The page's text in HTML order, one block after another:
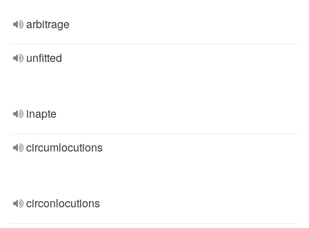
arbitrage
unfitted
inapte
circumlocutions
circonlocutions